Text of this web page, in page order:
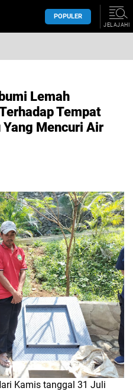
POPULER
JELAJAHI
Lemah
Tempat
Mencuri Air
Kamis tanggal 31 Juli